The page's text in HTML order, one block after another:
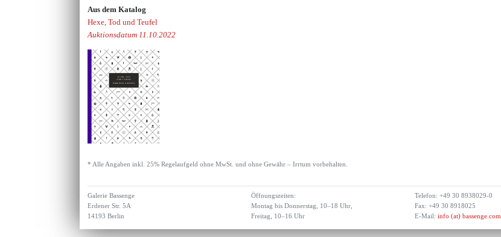
Aus dem Katalog
Hexe, Tod und Teufel
Auktionsdatum 11.10.2022
* Alle Angaben inkl. 25% Regelaufgeld ohne MwSt. und ohne Gewähr – Irrtum vorbehalten.
Galerie Bassenge
Erdener Str. 5A
14193 Berlin
Öffnungszeiten:
Montag bis Donnerstag, 10–18 Uhr,
Freitag, 10–16 Uhr
Telefon: +49 30 8938029-0
Fax: +49 30 8918025
E-Mail: info (at) bassenge.com